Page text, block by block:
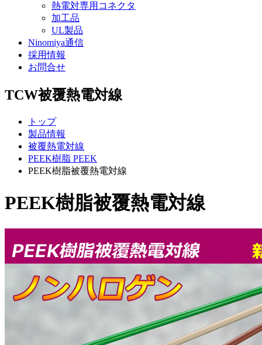
熱電対専用コネクタ
加工品
UL製品
Ninomiya通信
採用情報
お問合せ
TCW被覆熱電対線
トップ
製品情報
被覆熱電対線
PEEK樹脂 PEEK
PEEK樹脂被覆熱電対線
PEEK樹脂被覆熱電対線